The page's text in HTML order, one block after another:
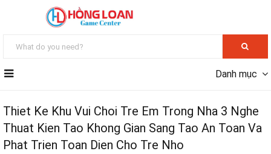
Danh mục
Thiet Ke Khu Vui Choi Tre Em Trong Nha 3 Nghe
Thuat Kien Tao Khong Gian Sang Tao An Toan Va
Phat Trien Toan Dien Cho Tre Nho